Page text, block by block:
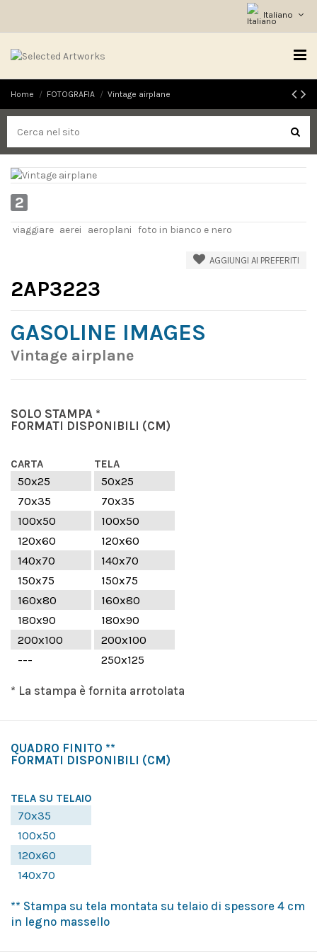
Italiano
Home FOTOGRAFIA Vintage airplane
2
viaggiare aerei aeroplani foto in bianco e nero
AGGIUNGI AI PREFERITI
2AP3223
GASOLINE IMAGES
Vintage airplane
SOLO STAMPA *
FORMATI DISPONIBILI (CM)
CARTA TELA
50x25
50x25
70x35
70x35
100x50
100x50
120x60
120x60
140x70
140x70
150x75
150x75
160x80
160x80
180x90
180x90
200x100
200x100
---
250x125
* La stampa è fornita arrotolata
QUADRO FINITO **
FORMATI DISPONIBILI (CM)
TELA SU TELAIO
70x35
100x50
120x60
140x70
** Stampa su tela montata su telaio di spessore 4 cm
in legno massello